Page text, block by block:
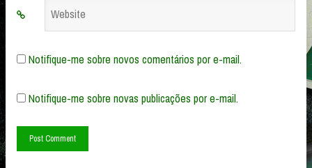
Website
Notifique-me sobre novos comentários por e-mail.
Notifique-me sobre novas publicações por e-mail.